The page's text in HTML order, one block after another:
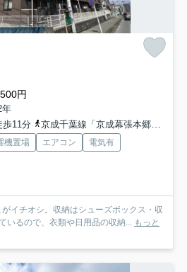
円
年
歩11分
京成千葉線「京成幕張本郷」駅 徒歩11分
機置場 エアコン
電気有
がイチオシ。収納はシューズボックス・収
いるので、衣類や日用品の収納... もっと